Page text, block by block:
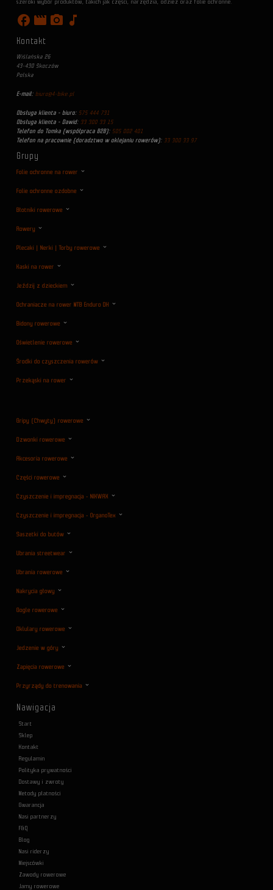
szeroki wybór produktów, takich jak części, narzędzia, odzież oraz folie ochronne.
facebook movie photo_camera music_note
Kontakt
Wiślańska 26
43-430 Skoczów
Polska
E-mail: biuro@4-bike.pl
Obsługa klienta - biuro: 575 444 731
Obsługa klienta - Dawid: 33 300 33 15
Telefon do Tomka (współpraca B2B): 505 002 401
Telefon na pracownie (doradztwo w oklejaniu rowerów): 33 300 33 97
Grupy
Folie ochronne na rower
Folie ochronne ozdobne
Błotniki rowerowe
Rowery
Plecaki | Nerki | Torby rowerowe
Kaski na rower
Jeździj z dzieckiem
Ochraniacze na rower MTB Enduro DH
Bidony rowerowe
Oświetlenie rowerowe
Środki do czyszczenia rowerów
Przekąski na rower
Gripy (Chwyty) rowerowe
Dzwonki rowerowe
Akcesoria rowerowe
Części rowerowe
Czyszczenie i impregnacja - NIKWAX
Czyszczenie i impregnacja - OrganoTex
Saszetki do butów
Ubrania streetwear
Ubrania rowerowe
Nakrycia głowy
Gogle rowerowe
Oklulary rowerowe
Jedzenie w góry
Zapięcia rowerowe
Przyrządy do trenowania
Nawigacja
Start
Sklep
Kontakt
Regulamin
Polityka prywatności
Dostawy i zwroty
Metody płatności
Gwarancja
Nasi partnerzy
F&Q
Blog
Nasi riderzy
Miejscówki
Zawody rowerowe
Jamy rowerowe